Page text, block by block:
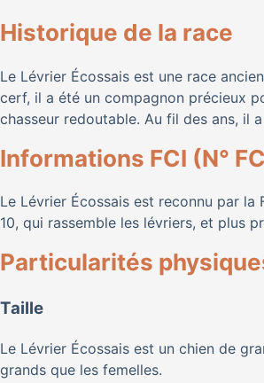
Historique de la race
Le Lévrier Écossais est une race
cerf, il a été un compagnon précieux
chasseur redoutable. Au fil des ans, il
Informations FCI (N°
Le Lévrier Écossais est reconnu par
10, qui rassemble les lévriers, et plus
Particularités
Taille
Le Lévrier Écossais est un chien de
grands que les femelles.